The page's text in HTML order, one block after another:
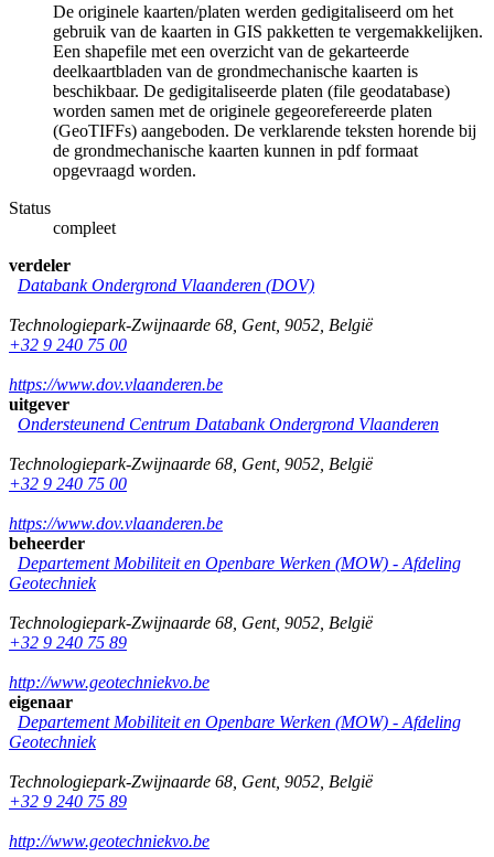
De originele kaarten/platen werden gedigitaliseerd om het
gebruik van de kaarten in GIS pakketten te vergemakkelijken.
Een shapefile met een overzicht van de gekarteerde
deelkaartbladen van de grondmechanische kaarten is
beschikbaar. De gedigitaliseerde platen (file geodatabase)
worden samen met de originele gegeorefereerde platen
(GeoTIFFs) aangeboden. De verklarende teksten horende bij
de grondmechanische kaarten kunnen in pdf formaat
opgevraagd worden.
Status
compleet
verdeler
Databank Ondergrond Vlaanderen (DOV)
Technologiepark-Zwijnaarde 68 Gent, 9052 België
+32 9 240 75 00
https://www.dov.vlaanderen.be
uitgever
Ondersteunend Centrum Databank Ondergrond Vlaanderen
Technologiepark-Zwijnaarde 68 Gent, 9052 België
+32 9 240 75 00
https://www.dov.vlaanderen.be
beheerder
Departement Mobiliteit en Openbare Werken (MOW) - Afdeling
Geotechniek
Technologiepark-Zwijnaarde 68 Gent, 9052 België
+32 9 240 75 89
http://www.geotechniekvo.be
eigenaar
Departement Mobiliteit en Openbare Werken (MOW) - Afdeling
Geotechniek
Technologiepark-Zwijnaarde 68 Gent, 9052 België
+32 9 240 75 89
http://www.geotechniekvo.be